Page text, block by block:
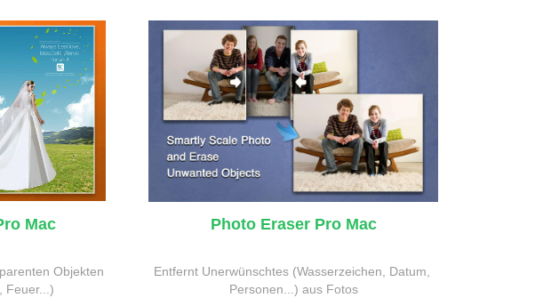
Mac
Objekten
Feuer...)
Photo Eraser Pro Mac
Entfernt Unerwünschtes (Wasserzeichen, Datum,
Personen...) aus Fotos